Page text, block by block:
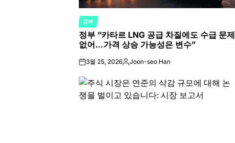
POSTED
IN
경제
정부 “카타르 LNG 공급 차질에도 수급 문제
없어…가격 상승 가능성은 변수”
on3월 25, 2026Posted
Joon-seo Han